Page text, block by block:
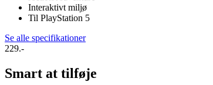
Interaktivt miljø
Til PlayStation 5
Se alle specifikationer
229.-
Smart at tilføje